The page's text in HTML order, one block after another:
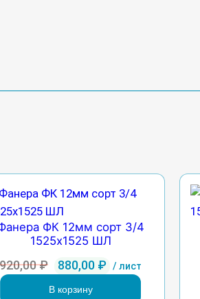
ФК 12мм сорт 3/4
1525х1525 ШЛ
920,00₽
Первоначальная
цена
составляла
880,00 ₽
Текущая
цена:
/ лист
В корзину